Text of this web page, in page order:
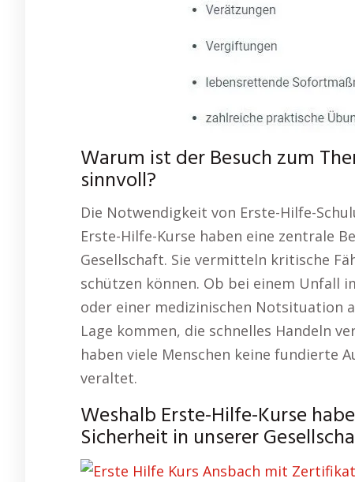
Warum ist der Besuch zum
sinnvoll?
Die Notwendigkeit von Erste-Hilfe-
Erste-Hilfe-Kurse haben eine zentrale
Gesellschaft. Sie vermitteln kritische
schützen können. Ob bei einem Unfall
oder einer medizinischen Notsituation
Lage kommen, die schnelles Handeln
haben viele Menschen keine fundierte
veraltet.
Weshalb Erste-Hilfe-Kurse
Sicherheit in unserer